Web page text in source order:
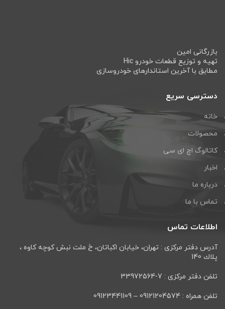
بازرگانی امین
تهیه و توزیع قطعات خودرو Hic
مطابق با آخرین استاندارهای خودروسازی
دسترسی سریع
خانه
محصولات
کاتالوگ اچ ای سی
اخبار
درباره ما
تماس با ما
اطلاعات تماس
آدرس دفتر مرکزی : تهران، خيابان اكباتان، خ ملت نبش كوچه كاوه ،
پلاك 140
تلفن دفتر مرکزی : 7-33972564
تلفن همراه : 09121204574 – 09123441109